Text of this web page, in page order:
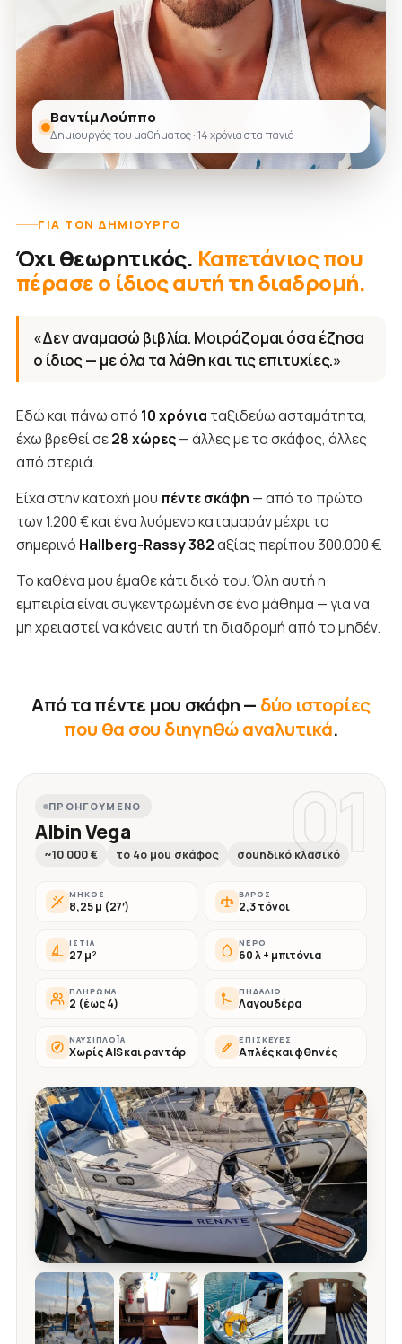
Βαντίμ Λούππο
Δημιουργός του μαθήματος · 14 χρόνια στα πανιά
ΓΙΑ ΤΟΝ ΔΗΜΙΟΥΡΓΌ
Όχι θεωρητικός. Καπετάνιος που
πέρασε ο ίδιος αυτή τη διαδρομή.
«Δεν αναμασώ βιβλία. Μοιράζομαι όσα έζησα
ο ίδιος — με όλα τα λάθη και τις επιτυχίες.»
Εδώ και πάνω από 10 χρόνια ταξιδεύω ασταμάτητα,
έχω βρεθεί σε28 χώρες— άλλες με το σκάφος, άλλες
από στεριά.
Είχα στην κατοχή μου πέντε σκάφη — από το πρώτο
των 1.200 € και ένα λυόμενο καταμαράν μέχρι το
σημερινό Hallberg-Rassy 382αξίας περίπου 300.000 €.
Το καθένα μου έμαθε κάτι δικό του. Όλη αυτή η
εμπειρία είναι συγκεντρωμένη σε ένα μάθημα — για να
μη χρειαστεί να κάνεις αυτή τη διαδρομή από το μηδέν.
Από τα πέντε μου σκάφη — δύο ιστορίες
που θα σου διηγηθώ αναλυτικά.
01
ΠΡΟΗΓΟΎΜΕΝΟ
Albin Vega
~10 000 € το 4ο μου σκάφος σουηδικό κλασικό
ΜΉΚΟΣ
8,25 μ (27′)
ΒΆΡΟΣ
2,3 τόνοι
ΙΣΤΊΑ
27 μ²
ΝΕΡΌ
60 λ + μπιτόνια
ΠΛΉΡΩΜΑ
2 (έως 4)
ΠΗΔΆΛΙΟ
Λαγουδέρα
ΝΑΥΣΙΠΛΟΪ́Α
Χωρίς AIS και ραντάρ
ΕΠΙΣΚΕΥΈΣ
Απλές και φθηνές